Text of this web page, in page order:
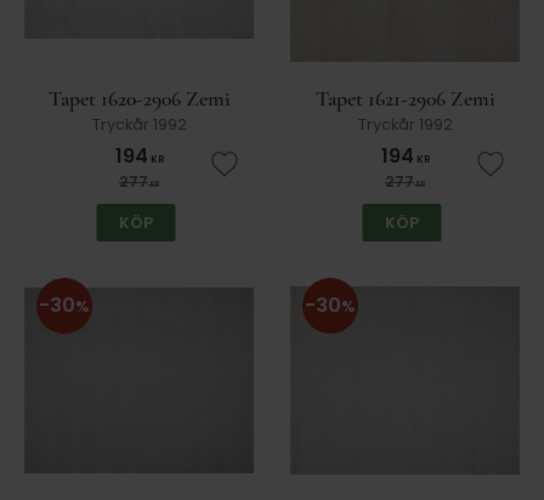
Tapet 1620-2906 Zemi
Tryckår 1992
194 KR
277KR Lägg till i favoriter
KÖP
Tapet 1621-2906 Zemi
Tryckår 1992
194 KR
277KR Lägg
KÖP
30% 30%